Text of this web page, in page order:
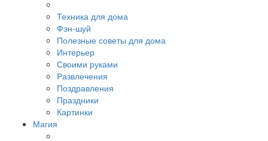
Техника для дома
Фэн-шуй
Полезные советы для дома
Интерьер
Своими руками
Развлечения
Поздравления
Праздники
Картинки
Магия